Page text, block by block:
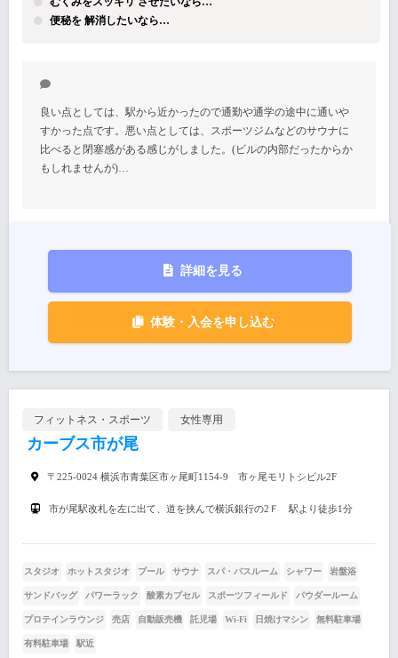
便秘を 解消したいなら…
良い点としては、駅から近かったので通勤や通学の途中に通いや
すかった点です。悪い点としては、スポーツジムなどのサウナに
比べると閉塞感がある感じがしました。(ビルの内部だったからか
もしれませんが)…
詳細を見る
体験・入会を申し込む
フィットネス・スポーツ 女性専用
カーブス市が尾
〒225-0024 横浜市青葉区市ヶ尾町1154-9 市ヶ尾モリトシビル2F
市が尾駅改札を左に出て、道を挟んで横浜銀行の2Ｆ 駅より徒歩1分
スタジオ ホットスタジオ プール サウナ スパ・バスルーム シャワー 岩盤浴
サンドバッグ パワーラック 酸素カプセル スポーツフィールド パウダールーム
プロテインラウンジ 売店 自動販売機 託児場 Wi-Fi 日焼けマシン 無料駐車場
有料駐車場 駅近